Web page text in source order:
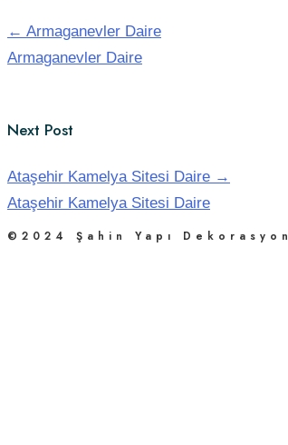
← Armaganevler Daire
Armaganevler Daire
Next Post
Ataşehir Kamelya Sitesi Daire →
Ataşehir Kamelya Sitesi Daire
©2024 Şahin Yapı Dekorasyon